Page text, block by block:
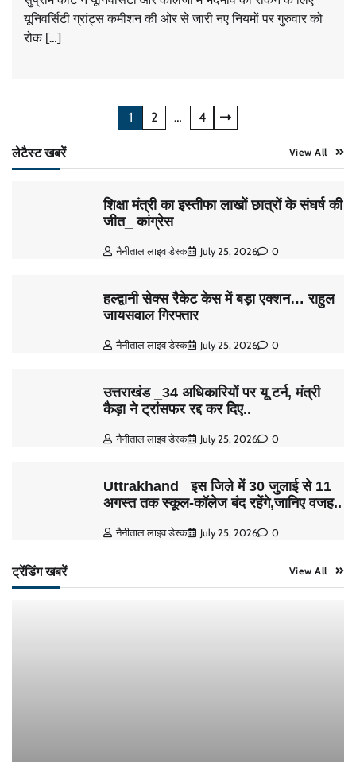
यूनिवर्सिटी ग्रांट्स कमीशन की ओर से जारी नए नियमों पर गुरुवार को
रोक […]
pagination
1 2 … 4
लेटैस्ट खबरें View All
शिक्षा मंत्री का इस्तीफा लाखों छात्रों के संघर्ष की
जीत_ कांग्रेस
नैनीताल लाइव डेस्क July 25, 2026 0
हल्द्वानी सेक्स रैकेट केस में बड़ा एक्शन… राहुल
जायसवाल गिरफ्तार
नैनीताल लाइव डेस्क July 25, 2026 0
उत्तराखंड _34 अधिकारियों पर यू टर्न, मंत्री
कैड़ा ने ट्रांसफर रद्द कर दिए..
नैनीताल लाइव डेस्क July 25, 2026 0
Uttrakhand_ इस जिले में 30 जुलाई से 11
अगस्त तक स्कूल-कॉलेज बंद रहेंगे,जानिए वजह..
नैनीताल लाइव डेस्क July 25, 2026 0
ट्रेंडिंग खबरें View All